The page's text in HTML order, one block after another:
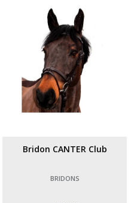
Bridon CANTER Club
BRIDONS